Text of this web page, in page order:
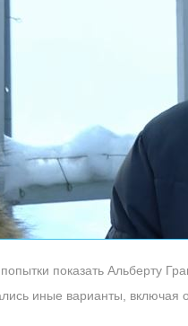
показать Альберту
иные варианты,